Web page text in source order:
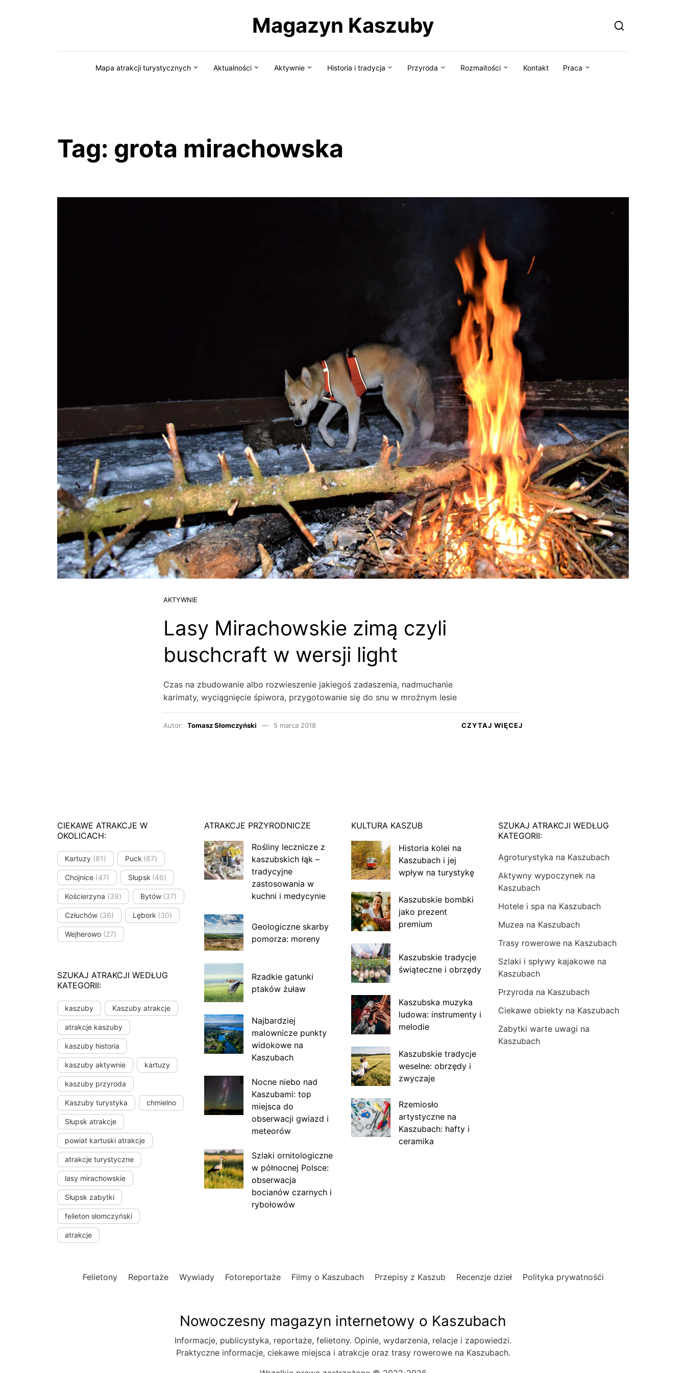
Magazyn Kaszuby
Mapa atrakcji turystycznych Aktualności Aktywnie Historia i tradycja Przyroda Rozmaitości Kontakt Praca
Tag: grota mirachowska
AKTYWNIE
Lasy Mirachowskie zimą czyli
buschcraft w wersji light
Czas na zbudowanie albo rozwieszenie jakiegoś zadaszenia, nadmuchanie
karimaty, wyciągnięcie śpiwora, przygotowanie się do snu w mroźnym lesie
Autor: Tomasz Słomczyński 5 marca 2018 CZYTAJ WIĘCEJ
CIEKAWE ATRAKCJE W
OKOLICACH:
Kartuzy (81) Puck (67)
Chojnice (47) Słupsk (46)
Kościerzyna (39) Bytów (37)
Człuchów (36) Lębork (30)
Wejherowo (27)
SZUKAJ ATRAKCJI WEDŁUG
KATEGORII:
kaszuby Kaszuby atrakcje
atrakcje kaszuby
kaszuby historia
kaszuby aktywnie kartuzy
kaszuby przyroda
Kaszuby turystyka chmielno
Słupsk atrakcje
powiat kartuski atrakcje
atrakcje turystyczne
lasy mirachowskie
Słupsk zabytki
felieton słomczyński
atrakcje
ATRAKCJE PRZYRODNICZE
Rośliny lecznicze z
kaszubskich łąk –
tradycyjne
zastosowania w
kuchni i medycynie
Geologiczne skarby
pomorza: moreny
Rzadkie gatunki
ptaków żuław
Najbardziej
malownicze punkty
widokowe na
Kaszubach
Nocne niebo nad
Kaszubami: top
miejsca do
obserwacji gwiazd i
meteorów
Szlaki ornitologiczne
w północnej Polsce:
obserwacja
bocianów czarnych i
rybołowów
KULTURA KASZUB
Historia kolei na
Kaszubach i jej
wpływ na turystykę
Kaszubskie bombki
jako prezent
premium
Kaszubskie tradycje
świąteczne i obrzędy
Kaszubska muzyka
ludowa: instrumenty i
melodie
Kaszubskie tradycje
weselne: obrzędy i
zwyczaje
Rzemiosło
artystyczne na
Kaszubach: hafty i
ceramika
SZUKAJ ATRAKCJI WEDŁUG
KATEGORII:
Agroturystyka na Kaszubach
Aktywny wypoczynek na
Kaszubach
Hotele i spa na Kaszubach
Muzea na Kaszubach
Trasy rowerowe na Kaszubach
Szlaki i spływy kajakowe na
Kaszubach
Przyroda na Kaszubach
Ciekawe obiekty na Kaszubach
Zabytki warte uwagi na
Kaszubach
Felietony Reportaże Wywiady Fotoreportaże Filmy o Kaszubach Przepisy z Kaszub Recenzje dzieł Polityka prywatnośći
Nowoczesny magazyn internetowy o Kaszubach
Informacje, publicystyka, reportaże, felietony. Opinie, wydarzenia, relacje i zapowiedzi.
Praktyczne informacje, ciekawe miejsca i atrakcje oraz trasy rowerowe na Kaszubach.